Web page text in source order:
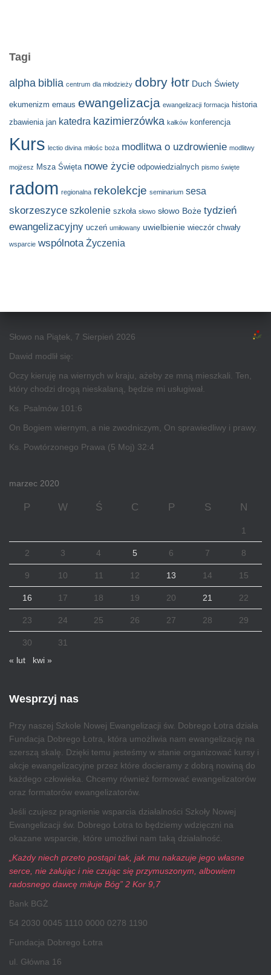
Tagi
alpha biblia centrum dla młodzieży dobry łotr Duch Świety
ekumenizm emaus ewangelizacja ewangelizacji formacja historia
zbawienia jan katedra kazimierzówka kałków konferencja
Kurs lectio divina miłośc boża modlitwa o uzdrowienie modlitwy
mojżesz Msza Święta nowe życie odpowiedzialnych pismo święte
radom regionalna rekolekcje seminarium sesa
skorzeszyce szkolenie szkoła słowo słowo Boże tydzień
ewangelizacyjny uczeń umiłowany uwielbienie wieczór chwały
wsparcie wspólnota Życzenia
Słowo na Piątek, 7 Sierpień 2026
Dawid modlił się:
Oczy kieruję na wiernych w kraju, ażeby ze mną mieszkali. Ten,
który chodzi drogą nieskalaną, będzie mi usługiwał.
Ks. Psalmów 101:6
On Bogiem wiernym, a nie zwodniczym, On sprawiedliwy i prawy.
Ks. Powtórzonego Prawa (5 Moj) 32:4
marzec 2020
P W Ś C P S N
1
2 3 4 5 6 7 8
9 10 11 12 13 14 15
16 17 18 19 20 21 22
23 24 25 26 27 28 29
30
31
« lut
kwi »
Wesprzyj nas
Przy naszej Szkole Nowej Ewangelizacji św. Dobrego Łotra działa
Fundacja Dobrego Łotra, która umożliwia nam ewangelizację na
szerszą skalę. Dzięki temu jesteśmy w stanie organizować kursy i
akcje ewangelizacyjne przez które docieramy z dobrą nowiną do
każdego człowieka. Chcemy również formować ewangelizatorów
oraz formatorów ewangelizatorów.
Jeśli czujesz pragnienie wsparcia działalności Szkoły Nowej
Ewangelizacji św. Dobrego Łotra to będziemy wdzięczni na
okazane wsparcie, które umożliwi nam taką działalność.
„Każdy niech przeto postąpi tak, jak mu nakazuje jego własne
serce, nie żałując i nie czując się przymuszonym, albowiem
radosnego dawcę miłuje Bóg” 2 Kor 9,7
Bank BGŻ
54 2030 0045 1110 0000 0278 1190
Fundacja Dobrego Łotra
ul. Główna 16